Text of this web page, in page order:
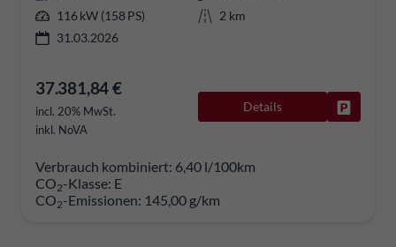
116 kW (158 PS)
2 km
31.03.2026
37.381,84 €
incl. 20% MwSt.
inkl. NoVA
Details
Verbrauch kombiniert: 6,40 l/100km
CO2-Klasse: E
CO2-Emissionen: 145,00 g/km